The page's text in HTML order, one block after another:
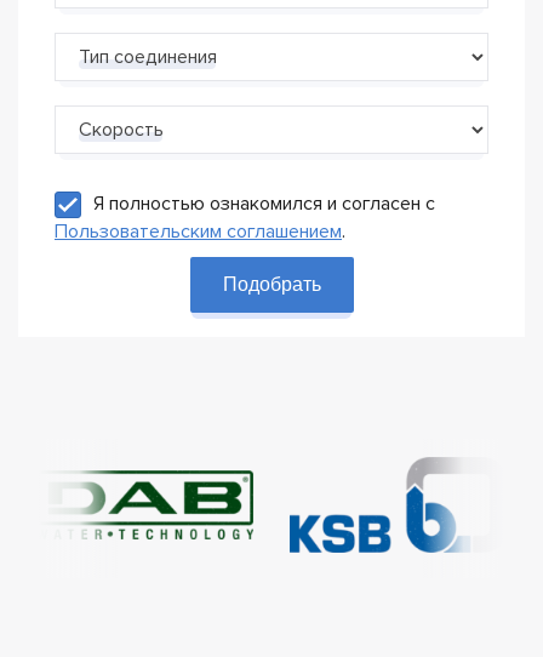
Тип соединения
Скорость
Я полностью ознакомился и согласен с
Пользовательским соглашением.
Подобрать